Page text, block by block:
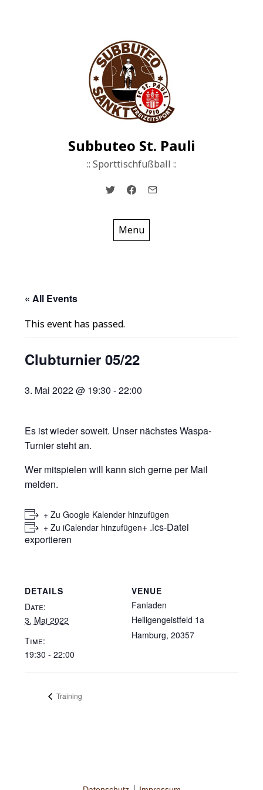
Subbuteo St. Pauli
:: Sporttischfußball ::
Menu
« All Events
This event has passed.
Clubturnier 05/22
3. Mai 2022 @ 19:30 -22:00
Es ist wieder soweit. Unser nächstes Waspa-
Turnier steht an.
Wer mitspielen will kann sich gerne per Mail
melden.
+ Zu Google Kalender hinzufügen
+ Zu iCalendar hinzufügen+ .ics-Datei
exportieren
DETAILS
Date:
3. Mai 2022
Time:
19:30 - 22:00
VENUE
Fanladen
Heiligengeistfeld 1a
Hamburg, 20357
Training